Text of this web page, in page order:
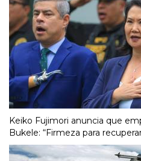
Keiko Fujimori anuncia que
Bukele: “Firmeza para